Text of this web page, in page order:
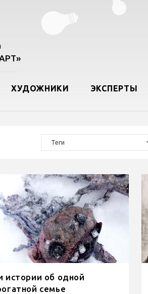
ХУДОЖНИКИ ЭКСПЕРТЫ
Теги
истории об одной
семье